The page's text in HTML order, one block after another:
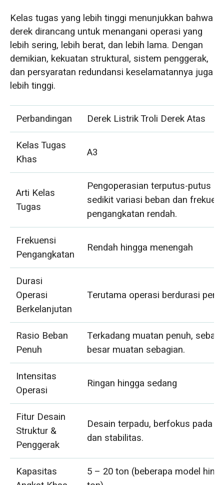
Kelas tugas yang lebih tinggi menunjukkan bahwa
derek dirancang untuk menangani operasi yang
lebih sering, lebih berat, dan lebih lama. Dengan
demikian, kekuatan struktural, sistem penggerak,
dan persyaratan redundansi keselamatannya juga
lebih tinggi.
Perbandingan
Derek Listrik Troli Derek Atas
Kelas Tugas
Khas
A3
Arti Kelas
Tugas
Pengoperasian terputus-putus
sedikit variasi beban dan
pengangkatan rendah.
Frekuensi
Pengangkatan
Rendah hingga menengah
Durasi
Operasi
Berkelanjutan
Terutama operasi berdurasi
Rasio Beban
Penuh
Terkadang muatan penuh,
besar muatan sebagian.
Intensitas
Operasi
Ringan hingga sedang
Fitur Desain
Struktur &
Penggerak
Desain terpadu, berfokus pada
dan stabilitas.
Kapasitas
5 – 20 ton (beberapa model